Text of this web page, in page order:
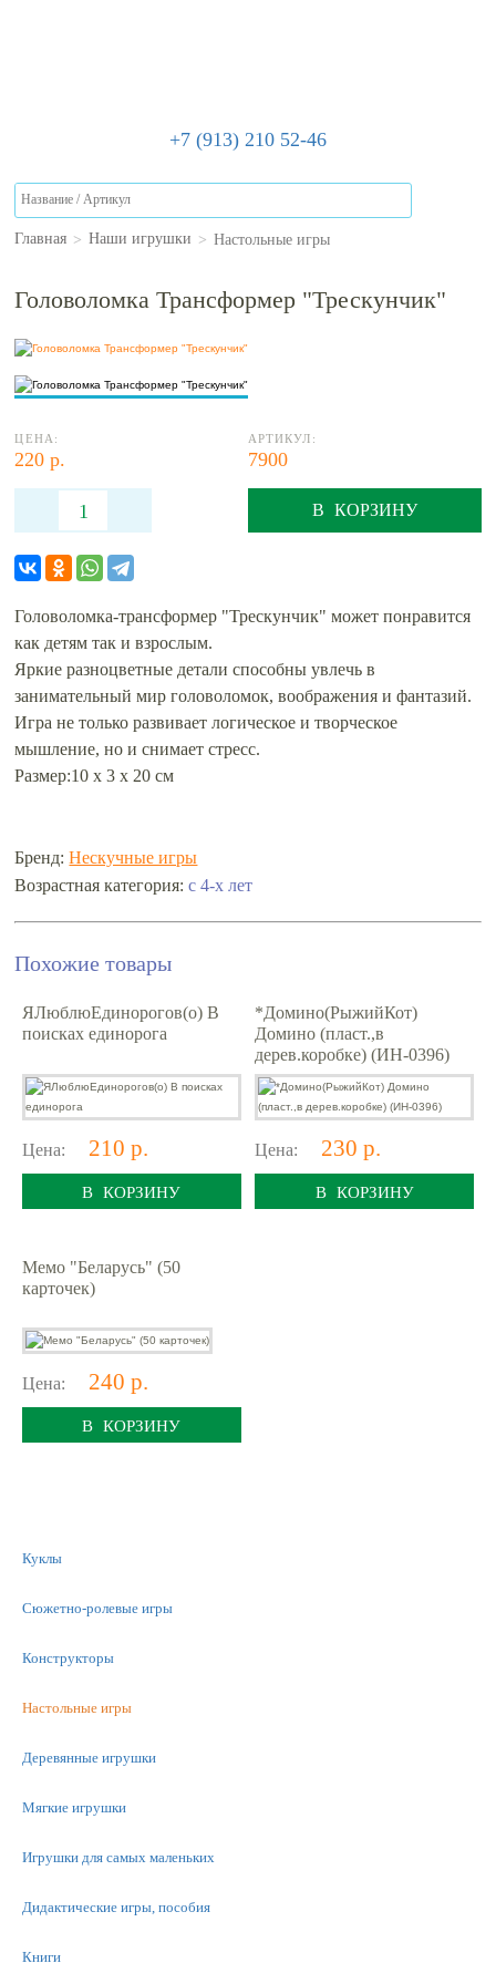
+7 (913) 210 52-46
Главная > Наши игрушки > Настольные игры
Головоломка Трансформер "Трескунчик"
ЦЕНА:
220 р.
АРТИКУЛ:
7900
В КОРЗИНУ
Головоломка-трансформер "Трескунчик" может понравится
как детям так и взрослым.
Яркие разноцветные детали способны увлечь в
занимательный мир головоломок, воображения и фантазий.
Игра не только развивает логическое и творческое
мышление, но и снимает стресс.
Размер:10 x 3 x 20 см
Бренд:Нескучные игры
Возрастная категория:с 4-х лет
Похожие товары
ЯЛюблюЕдинорогов(о) В
поисках единорога
Цена: 210 р.
В КОРЗИНУ
*Домино(РыжийКот)
Домино (пласт.,в
дерев.коробке) (ИН-0396)
Цена: 230 р.
В КОРЗИНУ
Мемо "Беларусь" (50
карточек)
Цена: 240 р.
В КОРЗИНУ
Куклы
Сюжетно-ролевые игры
Конструкторы
Настольные игры
Деревянные игрушки
Мягкие игрушки
Игрушки для самых маленьких
Дидактические игры, пособия
Книги